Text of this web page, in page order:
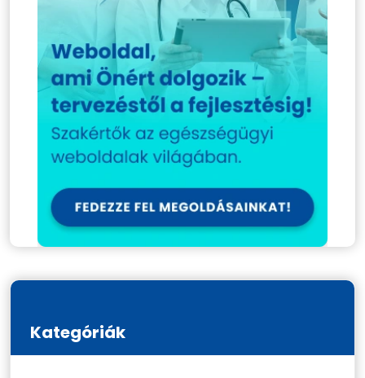
Kategóriák